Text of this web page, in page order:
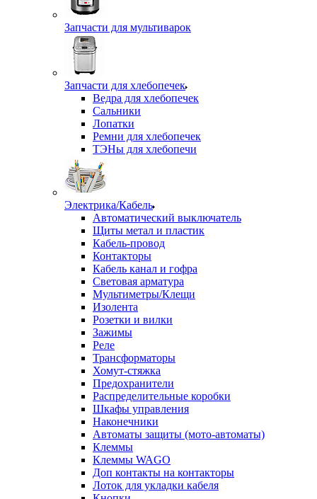
Запчасти для мультиварок
Запчасти для хлебопечек
Ведра для хлебопечек
Сальники
Лопатки
Ремни для хлебопечек
ТЭНы для хлебопечи
Электрика/Кабель
Автоматический выключатель
Щиты метал и пластик
Кабель-провод
Контакторы
Кабель канал и гофра
Световая арматура
Мультиметры/Клещи
Изолента
Розетки и вилки
Зажимы
Реле
Трансформаторы
Хомут-стяжка
Предохранители
Распределительные коробки
Шкафы управления
Наконечники
Автоматы защиты (мото-автоматы)
Клеммы
Клеммы WAGO
Доп контакты на контакторы
Лоток для укладки кабеля